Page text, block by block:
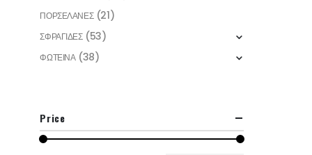
ΠΟΡΣΕΛΑΝΕΣ (21)
ΣΦΡΑΓΙΔΕΣ (53)
ΦΩΤΕΙΝΑ (38)
Price